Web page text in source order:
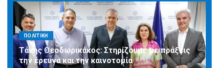
ΠΟΛΙΤΙΚΗ
Τάκης Θεοδωρικάκος: Στηρίζουμε με πράξεις
την έρευνα και την καινοτομία